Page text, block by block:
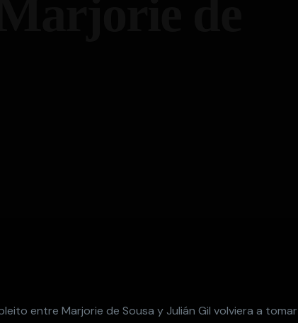
entre Marjorie de Sousa y Julián Gil volviera a tomar